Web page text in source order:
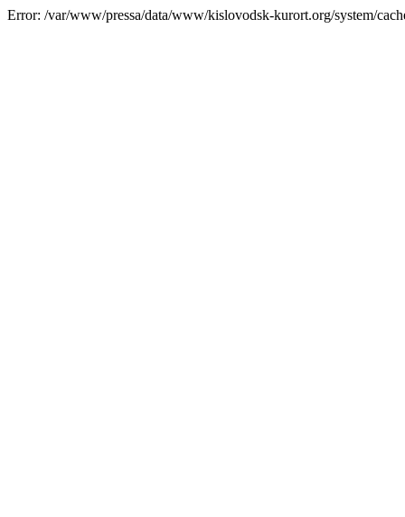
Error: /var/www/pressa/data/www/kislovodsk-kurort.org/system/